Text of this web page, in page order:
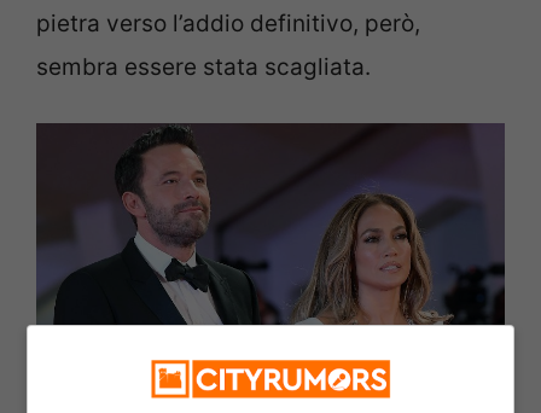
pietra verso l’addio definitivo, però,
sembra essere stata scagliata.